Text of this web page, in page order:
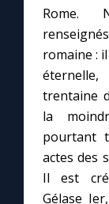
Rome.
romaine :
trentaine
la
pourtant
actes des
Il est
Gélase